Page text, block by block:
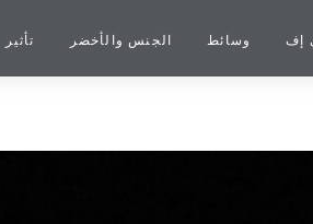
تأثير الجنس والأخضر وسائط إف